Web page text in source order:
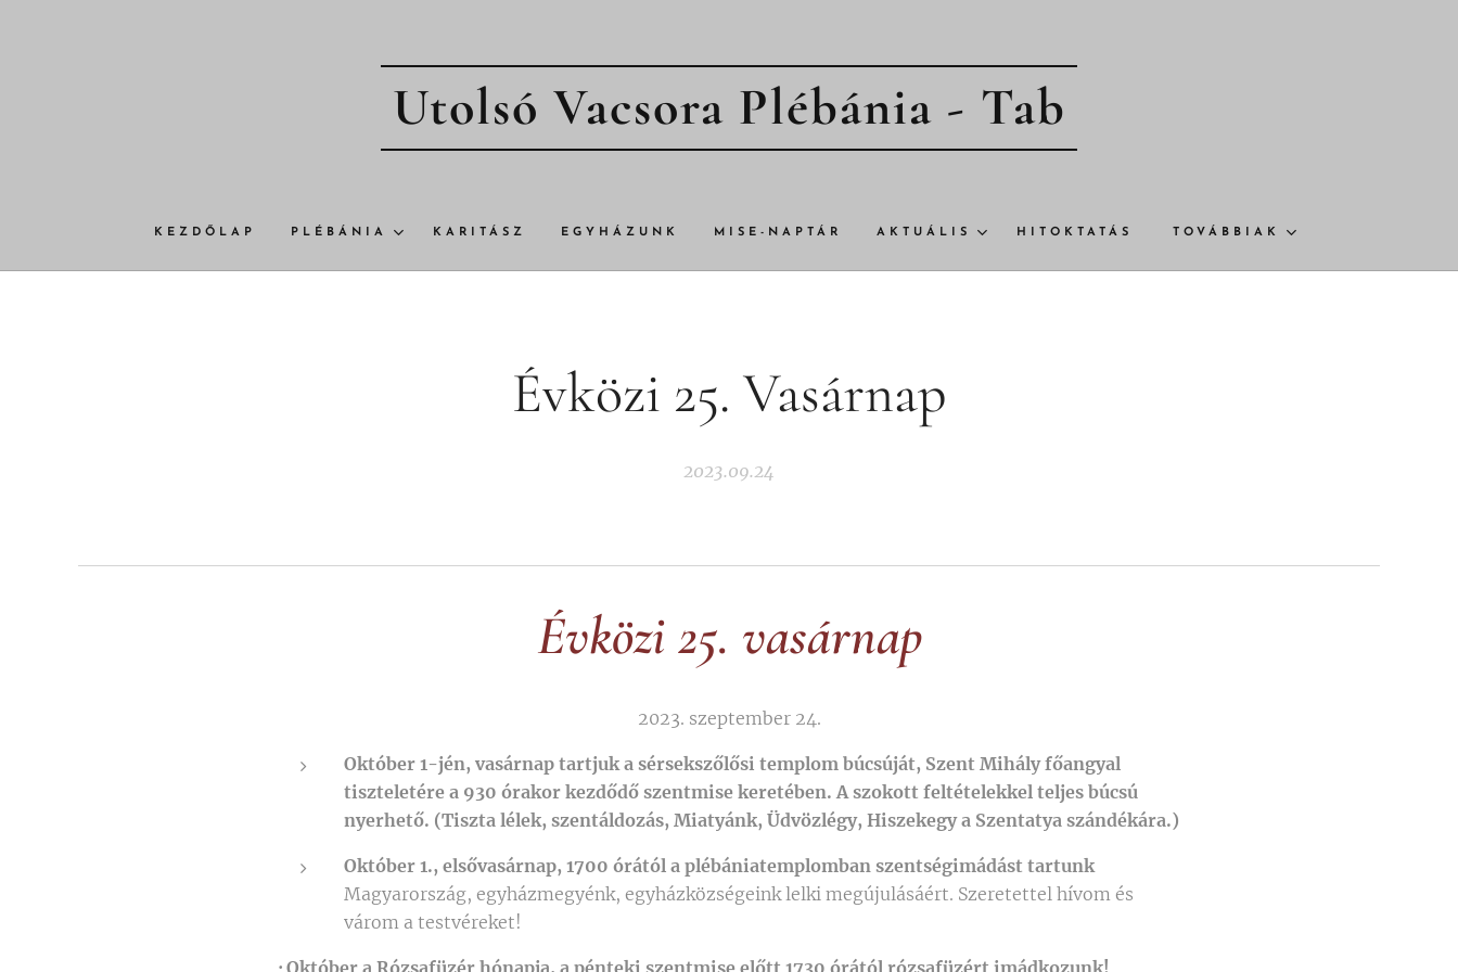
Utolsó Vacsora Plébánia - Tab
KEZDŐLAP PLÉBÁNIA KARITÁSZ EGYHÁZUNK MISE-NAPTÁR AKTUÁLIS HITOKTATÁS TOVÁBBIAK
Évközi 25. Vasárnap
2023.09.24
Évközi 25. vasárnap
2023. szeptember 24.
Október 1-jén, vasárnap tartjuk a sérsekszőlősi templom búcsúját, Szent Mihály főangyal
tiszteletére a 930 órakor kezdődő szentmise keretében. A szokott feltételekkel teljes búcsú
nyerhető. (Tiszta lélek, szentáldozás, Miatyánk, Üdvözlégy, Hiszekegy a Szentatya szándékára.)
Október 1., elsővasárnap, 1700 órától a plébániatemplomban szentségimádást tartunk
Magyarország, egyházmegyénk, egyházközségeink lelki megújulásáért. Szeretettel hívom és
várom a testvéreket!
· Október a Rózsafüzér hónapja, a pénteki szentmise előtt 1730 órától rózsafüzért imádkozunk!